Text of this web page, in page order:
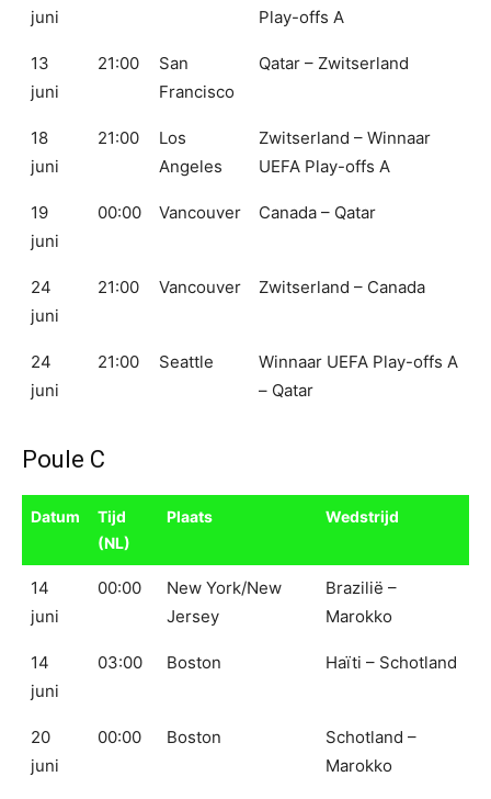
juni
Play-offs A
13
juni
21:00
San
Francisco
Qatar – Zwitserland
18
juni
21:00
Los
Angeles
Zwitserland – Winnaar
UEFA Play-offs A
19
juni
00:00 Vancouver Canada – Qatar
24
juni
21:00 Vancouver Zwitserland – Canada
24
juni
21:00 Seattle
Winnaar UEFA Play-offs A
– Qatar
Poule C
Datum
Tijd
(NL)
Plaats Wedstrijd
14
juni
00:00
New York/New
Jersey
Brazilië –
Marokko
14
juni
03:00 Boston Haïti – Schotland
20
juni
00:00 Boston
Schotland –
Marokko